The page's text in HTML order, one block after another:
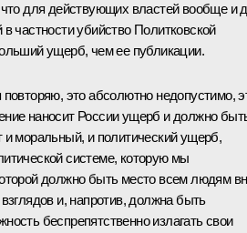
что для действующих властей вообще и
в частности убийство Политковской
ущерб, чем ее публикации.
это абсолютно недопустимо,
наносит России ущерб и должно
и моральный, и политический ущерб,
системе, которую мы
должно быть место всем людям
и, напротив, должна быть
беспрепятственно излагать свои